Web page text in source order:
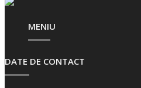
MENIU
DATE DE CONTACT